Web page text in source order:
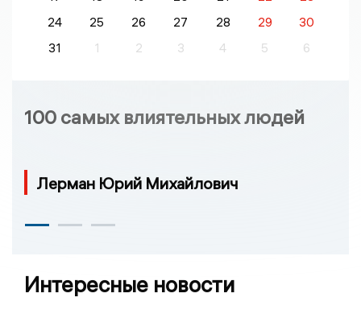
24
25 26 27 28 29
30
31
1 2 3 4 5 6
100 самых влиятельных людей
Лерман Юрий Михайлович
Интересные новости